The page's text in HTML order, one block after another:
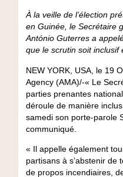
À la veille de l’élection
en Guinée, le Secrétaire
António Guterres a
que le scrutin soit inclusif
NEW YORK, USA, le 19
Agency (AMA)/-« Le
parties prenantes
déroule de manière
samedi son porte-parole
communiqué.
« Il appelle également
partisans à s’abstenir de
de propos incendiaires,